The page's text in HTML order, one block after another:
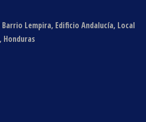
Barrio Lempira, Edificio Andalucía, Local
Honduras